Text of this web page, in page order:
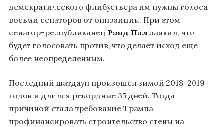
демократического флибустьера им нужны голоса
восьми сенаторов от оппозиции. При этом
сенатор-республиканец Рэнд Пол заявил, что
будет голосовать против, что делает исход еще
более неопределенным.
Последний шатдаун произошел зимой 2018–2019
годов и длился рекордные 35 дней. Тогда
причиной стала требование Трампа
профинансировать строительство стены на